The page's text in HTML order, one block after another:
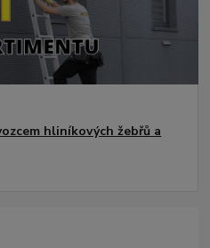
hliníkových žebřů a